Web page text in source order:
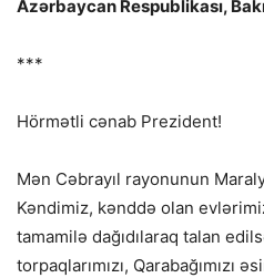
Azərbaycan Respublikası,
***
Hörmətli cənab Prezident!
Mən Cəbrayıl rayonunun
Kəndimiz, kənddə olan
tamamilə dağıdılaraq talan
torpaqlarımızı, Qarabağımızı